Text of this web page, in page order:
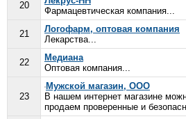
20
Фармацевтическая компания...
21
Логофарм, оптовая компания
Лекарства...
22
Медиана
Оптовая компания...
23
Мужской магазин, ООО
В нашем интернет магазине
продаем проверенные и